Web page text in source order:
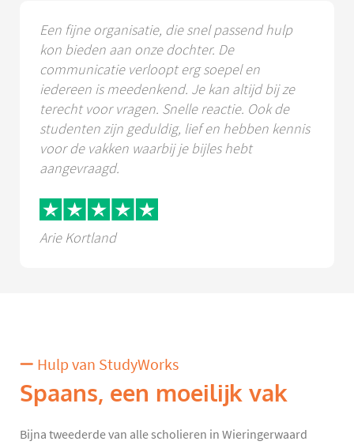
Een fijne organisatie, die snel passend hulp
kon bieden aan onze dochter. De
communicatie verloopt erg soepel en
iedereen is meedenkend. Je kan altijd bij ze
terecht voor vragen. Snelle reactie. Ook de
studenten zijn geduldig, lief en hebben kennis
voor de vakken waarbij je bijles hebt
aangevraagd.
Arie Kortland
Hulp van StudyWorks
Spaans, een moeilijk vak
Bijna tweederde van alle scholieren in Wieringerwaard